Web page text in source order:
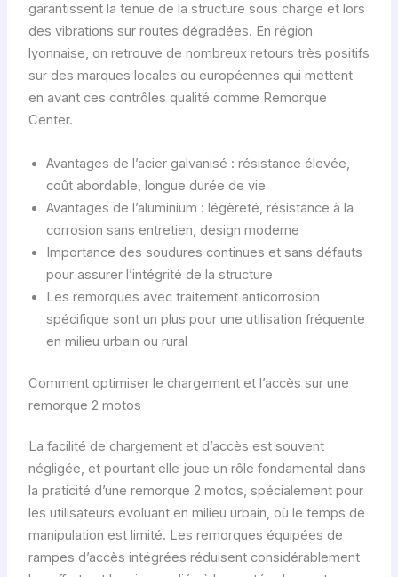
garantissent la tenue de la structure sous charge et lors
des vibrations sur routes dégradées. En région
lyonnaise, on retrouve de nombreux retours très positifs
sur des marques locales ou européennes qui mettent
en avant ces contrôles qualité comme Remorque
Center.
Avantages de l’acier galvanisé : résistance élevée,
coût abordable, longue durée de vie
Avantages de l’aluminium : légèreté, résistance à la
corrosion sans entretien, design moderne
Importance des soudures continues et sans défauts
pour assurer l’intégrité de la structure
Les remorques avec traitement anticorrosion
spécifique sont un plus pour une utilisation fréquente
en milieu urbain ou rural
Comment optimiser le chargement et l’accès sur une
remorque 2 motos
La facilité de chargement et d’accès est souvent
négligée, et pourtant elle joue un rôle fondamental dans
la praticité d’une remorque 2 motos, spécialement pour
les utilisateurs évoluant en milieu urbain, où le temps de
manipulation est limité. Les remorques équipées de
rampes d’accès intégrées réduisent considérablement